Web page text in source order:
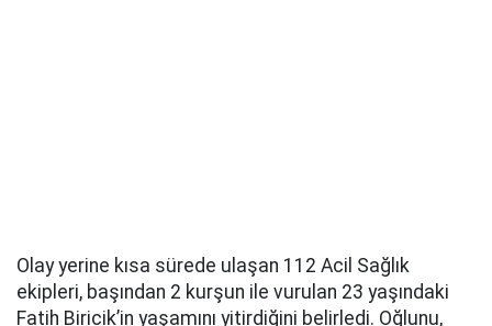
Olay yerine kısa sürede ulaşan 112 Acil Sağlık
ekipleri, başından 2 kurşun ile vurulan 23 yaşındaki
Fatih Biricik’in yaşamını yitirdiğini belirledi. Oğlunu,